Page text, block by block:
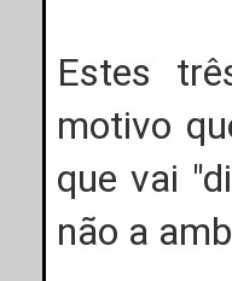
Estes
motivo
que vai
não a